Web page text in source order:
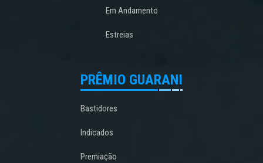
Em Andamento
Estreias
PRÊMIO GUARANI
Bastidores
Indicados
Premiação